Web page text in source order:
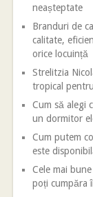
neașteptate
Branduri de
calitate,
orice locuință
Strelitzia
tropical
Cum să alegi
un dormitor
Cum putem
este
Cele mai
poți cumpăra